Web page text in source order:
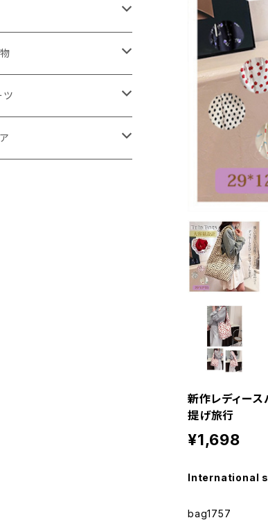
新作レディー
提げ旅行
¥1,698
International
bag1757
ェア
ー
ド用品
ツ
ンプ・登山